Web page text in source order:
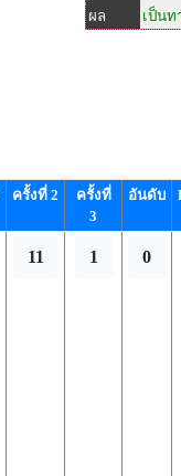
ผล
เป็นท
ครั้งที่ 2
ครั้งที่
3
อันดับ
11 1 0